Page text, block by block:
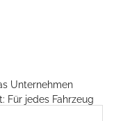
Unternehmen
Für jedes Fahrzeug
individuell.